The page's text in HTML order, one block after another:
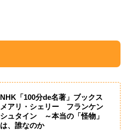
NHK「100分de名著」ブックス
メアリ・シェリー フランケン
シュタイン ～本当の「怪物」
は、誰なのか